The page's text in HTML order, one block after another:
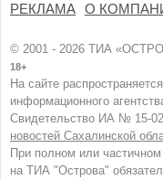
РЕКЛАМА О
© 2001 - 2026 ТИА
18+
На сайте
информационного
Свидетельство ИА № 15-
новостей Сахалинской
При полном или
на ТИА "Острова"